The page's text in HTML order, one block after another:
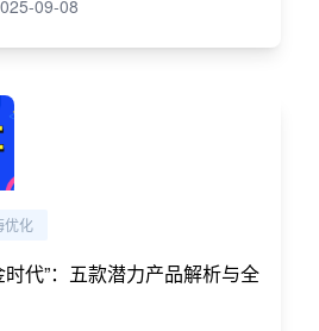
09-08
优化
代”：五款潜力产品解析与全